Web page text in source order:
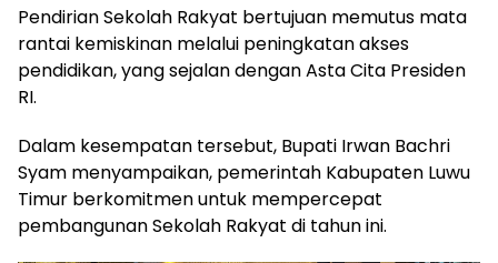
Pendirian Sekolah Rakyat bertujuan memutus mata
rantai kemiskinan melalui peningkatan akses
pendidikan, yang sejalan dengan Asta Cita Presiden
RI.
Dalam kesempatan tersebut, Bupati Irwan Bachri
Syam menyampaikan, pemerintah Kabupaten Luwu
Timur berkomitmen untuk mempercepat
pembangunan Sekolah Rakyat di tahun ini.